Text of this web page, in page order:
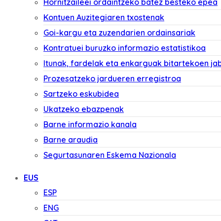
Hornitzaileei ordaintzeko batez besteko epea
Kontuen Auzitegiaren txostenak
Goi-kargu eta zuzendarien ordainsariak
Kontratuei buruzko informazio estatistikoa
Itunak, fardelak eta enkarguak bitartekoen
Prozesatzeko jardueren erregistroa
Sartzeko eskubidea
Ukatzeko ebazpenak
Barne informazio kanala
Barne araudia
Segurtasunaren Eskema Nazionala
EUS
ESP
ENG